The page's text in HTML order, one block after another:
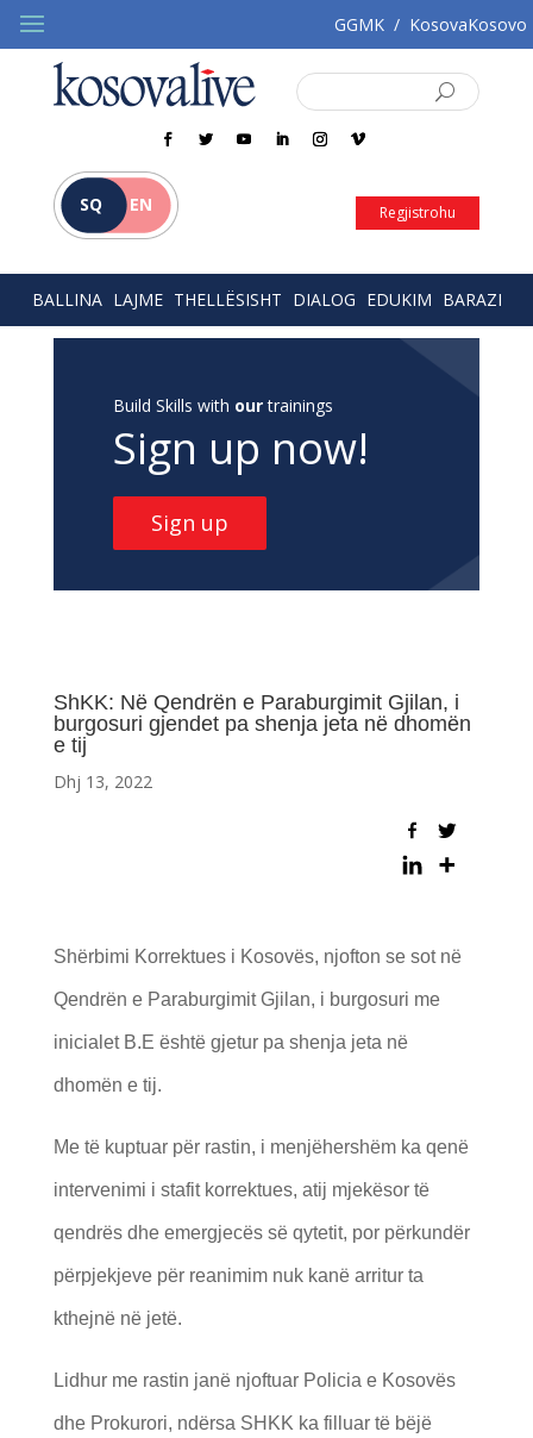
GGMK / KosovaKosovo
SQ EN Regjistrohu
BALLINA LAJME THELLËSISHT DIALOG EDUKIM BARAZI
Build Skills with ourtrainings
Sign up now!
Sign up
ShKK: Në Qendrën e Paraburgimit Gjilan, i
burgosuri gjendet pa shenja jeta në dhomën
e tij
Dhj 13, 2022
Shërbimi Korrektues i Kosovës, njofton se sot në
Qendrën e Paraburgimit Gjilan, i burgosuri me
inicialet B.E është gjetur pa shenja jeta në
dhomën e tij.
Me të kuptuar për rastin, i menjëhershëm ka qenë
intervenimi i stafit korrektues, atij mjekësor të
qendrës dhe emergjecës së qytetit, por përkundër
përpjekjeve për reanimim nuk kanë arritur ta
kthejnë në jetë.
Lidhur me rastin janë njoftuar Policia e Kosovës
dhe Prokurori, ndërsa SHKK ka filluar të bëjë